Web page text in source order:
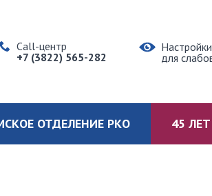
Call-центр
+7 (3822) 565-282
Настройки
для
ОТДЕЛЕНИЕ РКО 45